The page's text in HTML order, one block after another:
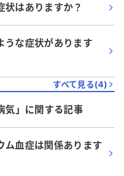
状はありますか？
うな症状があります
すべて見る(4)
気 」に関する記事
ム血症は関係あります